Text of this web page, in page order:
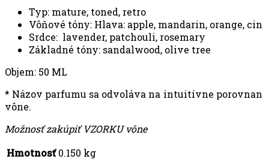
Typ: mature, toned, retro
Vôňové tóny: Hlava: apple, mandarin, orange,
Srdce: lavender, patchouli, rosemary
Základné tóny: sandalwood, olive tree
Objem: 50 ML
* Názov parfumu sa odvoláva na intuitívne
vône.
Možnosť zakúpiť VZORKU vône
Hmotnosť 0.150 kg